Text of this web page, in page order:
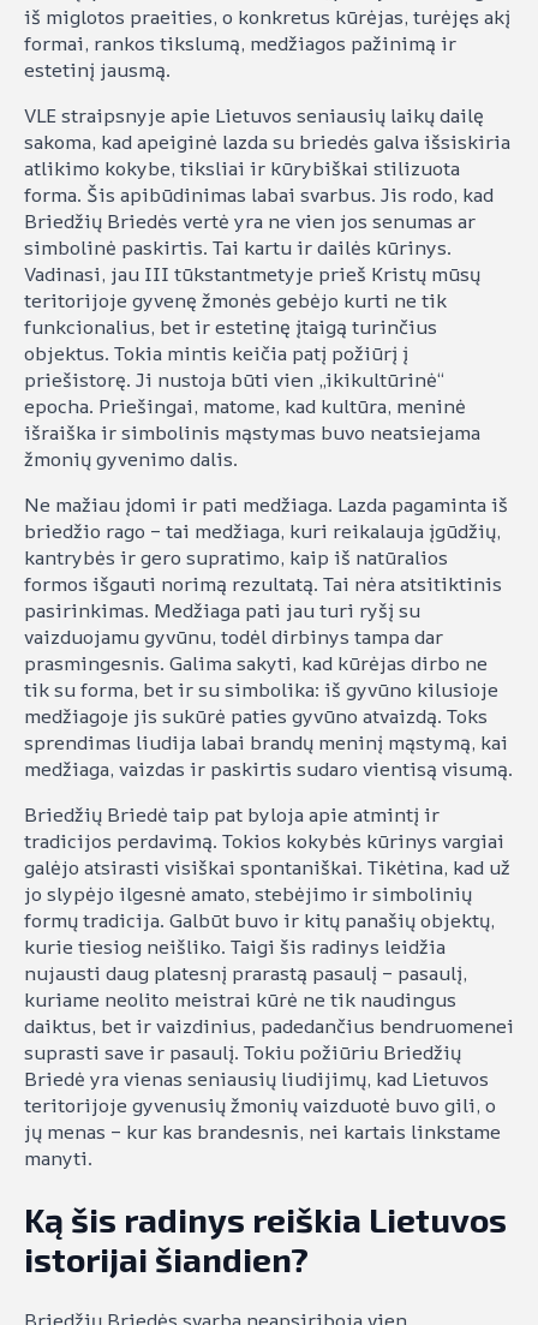
iš miglotos praeities, o konkretus kūrėjas, turėjęs akį
formai, rankos tikslumą, medžiagos pažinimą ir
estetinį jausmą.
VLE straipsnyje apie Lietuvos seniausių laikų dailę
sakoma, kad apeiginė lazda su briedės galva išsiskiria
atlikimo kokybe, tiksliai ir kūrybiškai stilizuota
forma. Šis apibūdinimas labai svarbus. Jis rodo, kad
Briedžių Briedės vertė yra ne vien jos senumas ar
simbolinė paskirtis. Tai kartu ir dailės kūrinys.
Vadinasi, jau III tūkstantmetyje prieš Kristų mūsų
teritorijoje gyvenę žmonės gebėjo kurti ne tik
funkcionalius, bet ir estetinę įtaigą turinčius
objektus. Tokia mintis keičia patį požiūrį į
priešistorę. Ji nustoja būti vien „ikikultūrinė“
epocha. Priešingai, matome, kad kultūra, meninė
išraiška ir simbolinis mąstymas buvo neatsiejama
žmonių gyvenimo dalis.
Ne mažiau įdomi ir pati medžiaga. Lazda pagaminta iš
briedžio rago – tai medžiaga, kuri reikalauja įgūdžių,
kantrybės ir gero supratimo, kaip iš natūralios
formos išgauti norimą rezultatą. Tai nėra atsitiktinis
pasirinkimas. Medžiaga pati jau turi ryšį su
vaizduojamu gyvūnu, todėl dirbinys tampa dar
prasmingesnis. Galima sakyti, kad kūrėjas dirbo ne
tik su forma, bet ir su simbolika: iš gyvūno kilusioje
medžiagoje jis sukūrė paties gyvūno atvaizdą. Toks
sprendimas liudija labai brandų meninį mąstymą, kai
medžiaga, vaizdas ir paskirtis sudaro vientisą visumą.
Briedžių Briedė taip pat byloja apie atmintį ir
tradicijos perdavimą. Tokios kokybės kūrinys vargiai
galėjo atsirasti visiškai spontaniškai. Tikėtina, kad už
jo slypėjo ilgesnė amato, stebėjimo ir simbolinių
formų tradicija. Galbūt buvo ir kitų panašių objektų,
kurie tiesiog neišliko. Taigi šis radinys leidžia
nujausti daug platesnį prarastą pasaulį – pasaulį,
kuriame neolito meistrai kūrė ne tik naudingus
daiktus, bet ir vaizdinius, padedančius bendruomenei
suprasti save ir pasaulį. Tokiu požiūriu Briedžių
Briedė yra vienas seniausių liudijimų, kad Lietuvos
teritorijoje gyvenusių žmonių vaizduotė buvo gili, o
jų menas – kur kas brandesnis, nei kartais linkstame
manyti.
Ką šis radinys reiškia Lietuvos
istorijai šiandien?